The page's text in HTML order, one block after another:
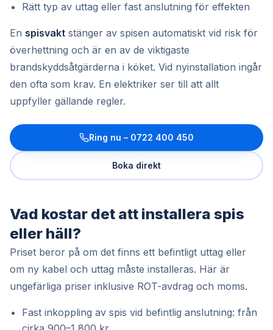
Rätt typ av uttag eller fast anslutning för effekten
En spisvakt stänger av spisen automatiskt vid risk för
överhettning och är en av de viktigaste
brandskyddsåtgärderna i köket. Vid nyinstallation ingår
den ofta som krav. En elektriker ser till att allt
uppfyller gällande regler.
Ring nu – 0722 400 450
Boka direkt
Vad kostar det att installera spis
eller häll?
Priset beror på om det finns ett befintligt uttag eller
om ny kabel och uttag måste installeras. Här är
ungefärliga priser inklusive ROT-avdrag och moms.
Fast inkoppling av spis vid befintlig anslutning: från